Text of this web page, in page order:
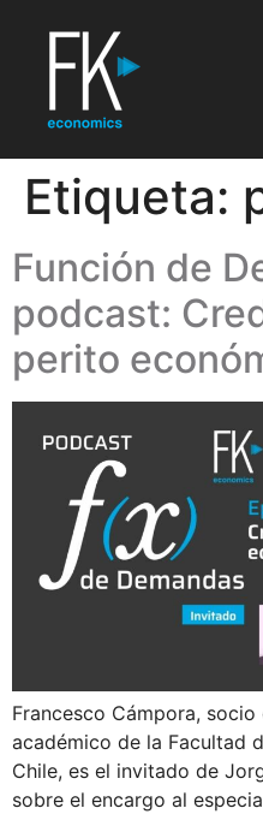
Etiqueta:
Función de
podcast:
perito
Francesco Cámpora,
académico de la Facultad
Chile, es el invitado de
sobre el encargo al